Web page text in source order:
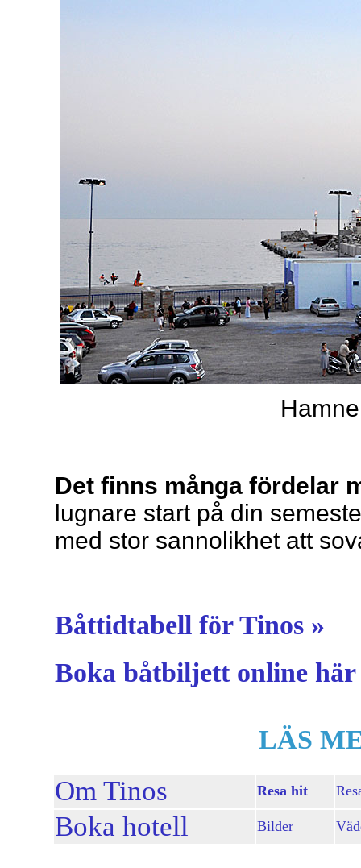
Det finns många fördelar
lugnare start på din
med stor sannolikhet att
Båttidtabell för Tinos »
Boka båtbiljett online här
LÄS
Om Tinos Resa hit
Boka hotell Bilder